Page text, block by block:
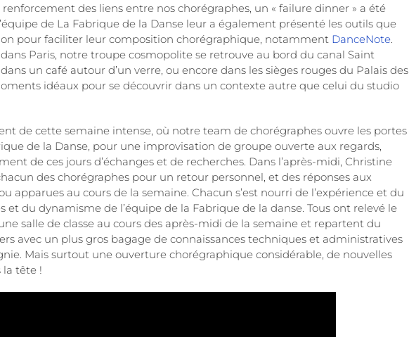
des liens entre nos chorégraphes, un « failure dinner » a été
de La Fabrique de la Danse leur a également présenté les outils que
pour faciliter leur composition chorégraphique, notamment DanceNote
Paris, notre troupe cosmopolite se retrouve au bord du canal Saint
un café autour d’un verre, ou encore dans les sièges rouges du Palais des
idéaux pour se découvrir dans un contexte autre que celui du studio
de cette semaine intense, où notre team de chorégraphes ouvre les portes
de la Danse, pour une improvisation de groupe ouverte aux regards,
de ces jours d’échanges et de recherches. Dans l’après-midi, Christine
des chorégraphes pour un retour personnel, et des réponses aux
apparues au cours de la semaine. Chacun s’est nourri de l’expérience et du
et du dynamisme de l’équipe de la Fabrique de la danse. Tous ont relevé le
salle de classe au cours des après-midi de la semaine et repartent du
avec un plus gros bagage de connaissances techniques et administratives
Mais surtout une ouverture chorégraphique considérable, de nouvelles
la tête !